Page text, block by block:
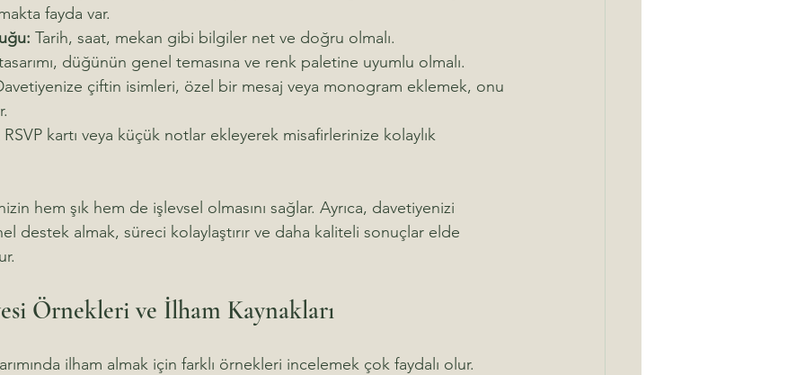
fayda var.
Tarih, saat, mekan gibi bilgiler net ve doğru olmalı.
düğünün genel temasına ve renk paletine uyumlu olmalı.
çiftin isimleri, özel bir mesaj veya monogram eklemek, onu
kartı veya küçük notlar ekleyerek misafirlerinize kolaylık
hem şık hem de işlevsel olmasını sağlar. Ayrıca, davetiyenizi
destek almak, süreci kolaylaştırır ve daha kaliteli sonuçlar elde
Örnekleri ve İlham Kaynakları
ilham almak için farklı örnekleri incelemek çok faydalı olur.